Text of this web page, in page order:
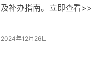
及补办指南。立即查看>>
2024年12月26日